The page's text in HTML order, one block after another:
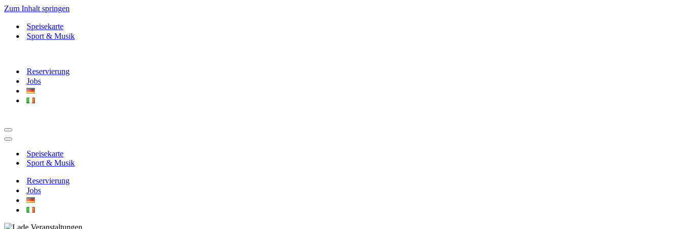
Zum Inhalt springen
Speisekarte
Sport & Musik
Reservierung
Jobs
Navigationsmenü
Navigationsmenü
Speisekarte
Sport & Musik
Reservierung
Jobs